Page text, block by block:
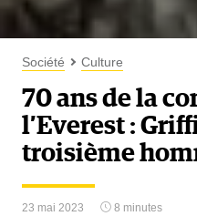
Société Culture
70 ans de la
l’Everest :
troisième
23 mai 2023 8 minutes